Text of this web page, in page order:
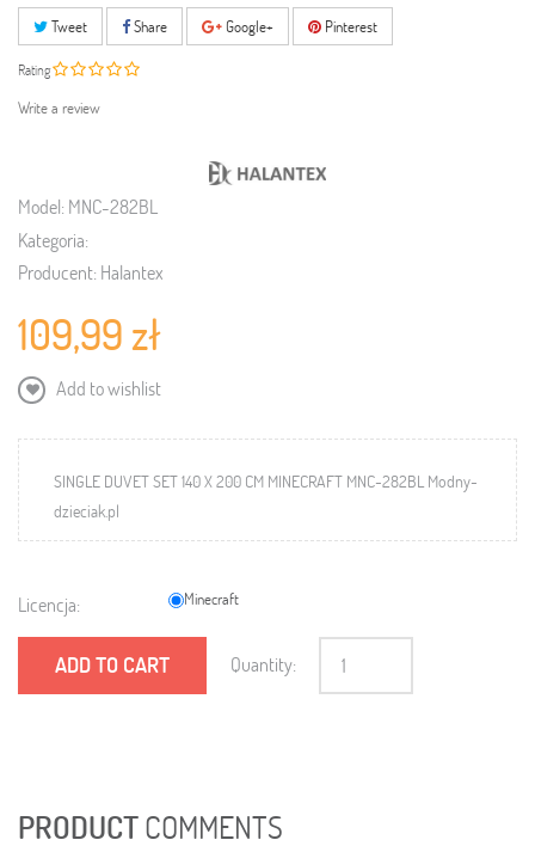
Tweet Share Google+ Pinterest
Rating
Write a review
Model: MNC-282BL
Kategoria:
Producent: Halantex
109,99 zł
Add to wishlist
SINGLE DUVET SET 140 X 200 CM MINECRAFT MNC-282BL Modny-
dzieciak.pl
Licencja: Minecraft
ADD TO CART Quantity:
PRODUCTCOMMENTS